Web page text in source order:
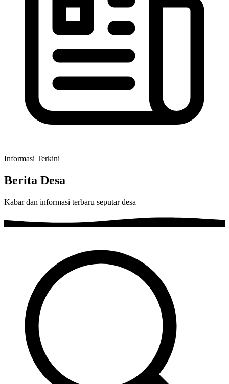
Informasi Terkini
Berita Desa
Kabar dan informasi terbaru seputar desa